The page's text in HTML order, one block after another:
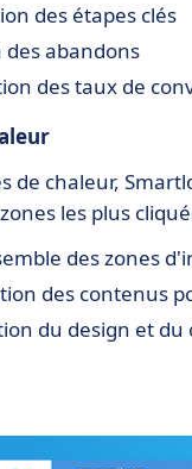
des étapes clés
des abandons
des taux de
de chaleur,
les plus
des zones
des contenus
du design et du